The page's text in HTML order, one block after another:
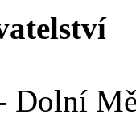
Dolní